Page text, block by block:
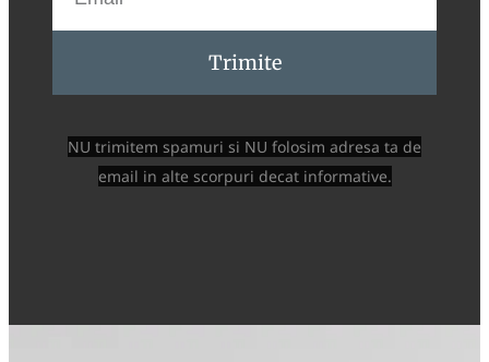
Trimite
NU trimitem spamuri si NU folosim adresa ta de
email in alte scorpuri decat informative.